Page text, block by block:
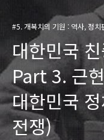
#5. 개복치의 기원 : 역사, 정치
대한민국
Part 3. 근
대한민국
전쟁)